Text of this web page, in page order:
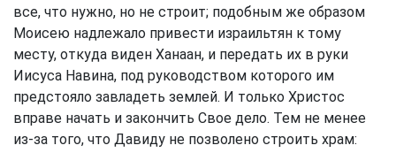
все, что нужно, но не строит; подобным же образом
Моисею надлежало привести израильтян к тому
месту, откуда виден Ханаан, и передать их в руки
Иисуса Навина, под руководством которого им
предстояло завладеть землей. И только Христос
вправе начать и закончить Свое дело. Тем не менее
из-за того, что Давиду не позволено строить храм: